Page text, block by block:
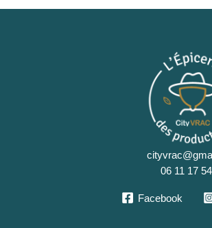
06 11 17
Facebook